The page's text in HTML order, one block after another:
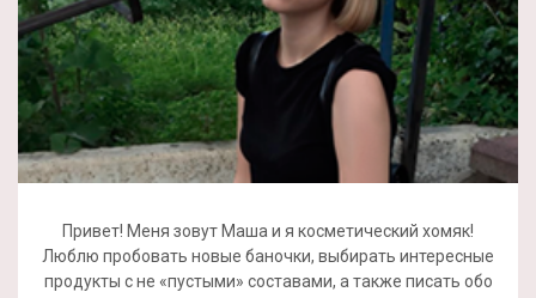
Привет! Меня зовут Маша и я косметический хомяк!
Люблю пробовать новые баночки, выбирать интересные
продукты с не «пустыми» составами, а также писать обо